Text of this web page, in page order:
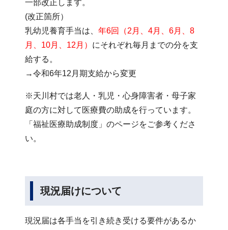
一部改正します。
(改正箇所）
乳幼児養育手当は、年6回（2月、4月、6月、8
月、10月、12月） にそれぞれ毎月までの分を支
給する。
→令和6年12月期支給から変更
※天川村では老人・乳児・心身障害者・母子家
庭の方に対して医療費の助成を行っています。
「福祉医療助成制度」のページをご参考くださ
い。
現況届けについて
現況届は各手当を引き続き受ける要件があるか